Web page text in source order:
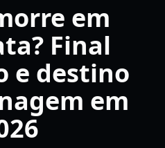
em
Final
e destino
em